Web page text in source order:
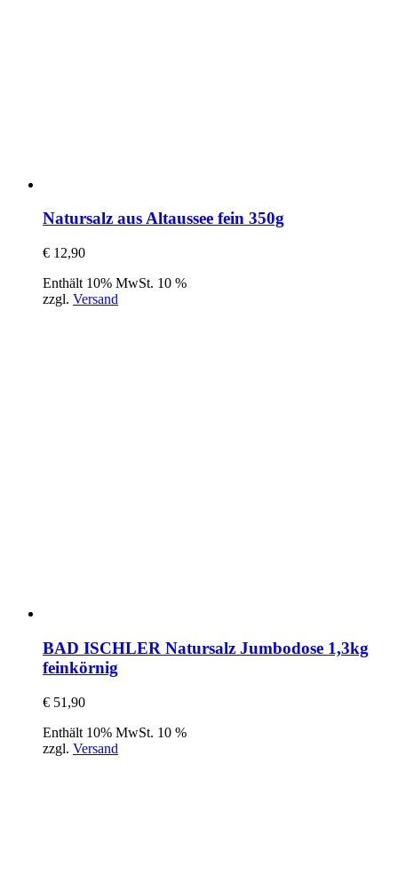
Natursalz aus Altaussee fein 350g
€ 12,90
Enthält 10% MwSt. 10 %
zzgl. Versand
BAD ISCHLER Natursalz Jumbodose 1,3kg
feinkörnig
€ 51,90
Enthält 10% MwSt. 10 %
zzgl. Versand